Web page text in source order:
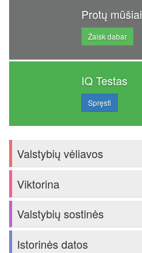
Protų mūšiai
Žaisk dabar
IQ Testas
Spręsti
Valstybių vėliavos
Viktorina
Valstybių sostinės
Istorinės datos